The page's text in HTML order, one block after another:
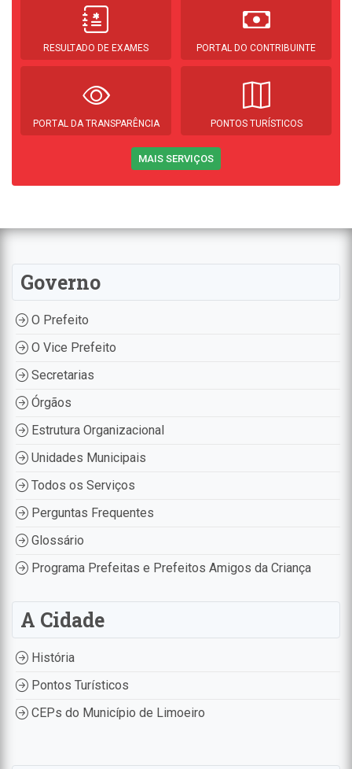
RESULTADO DE EXAMES PORTAL DO CONTRIBUINTE
PORTAL DA TRANSPARÊNCIA PONTOS TURÍSTICOS
MAIS SERVIÇOS
Governo
O Prefeito
O Vice Prefeito
Secretarias
Órgãos
Estrutura Organizacional
Unidades Municipais
Todos os Serviços
Perguntas Frequentes
Glossário
Programa Prefeitas e Prefeitos Amigos da Criança
A Cidade
História
Pontos Turísticos
CEPs do Município de Limoeiro